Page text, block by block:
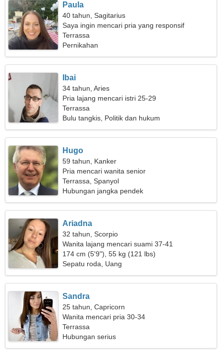
Paula
40 tahun, Sagitarius
Saya ingin mencari pria yang responsif
Terrassa
Pernikahan
Ibai
34 tahun, Aries
Pria lajang mencari istri 25-29
Terrassa
Bulu tangkis, Politik dan hukum
Hugo
59 tahun, Kanker
Pria mencari wanita senior
Terrassa, Spanyol
Hubungan jangka pendek
Ariadna
32 tahun, Scorpio
Wanita lajang mencari suami 37-41
174 cm (5'9"), 55 kg (121 lbs)
Sepatu roda, Uang
Sandra
25 tahun, Capricorn
Wanita mencari pria 30-34
Terrassa
Hubungan serius